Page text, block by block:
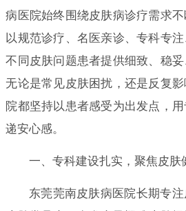
病医院始终围绕皮肤病诊疗需求
以规范诊疗、名医亲诊、专科专
不同皮肤问题患者提供细致、稳妥
无论是常见皮肤困扰，还是反复
院都坚持以患者感受为出发点，
递安心感。
一、专科建设扎实，聚焦皮肤
东莞莞南皮肤病医院长期专